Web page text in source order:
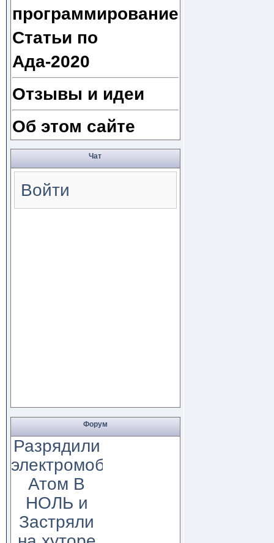
программирование
Статьи по
Ада-2020
Отзывы и идеи
Об этом сайте
Чат
Войти
Форум
Разрядили
электромобиль
Атом В
НОЛЬ и
Застряли